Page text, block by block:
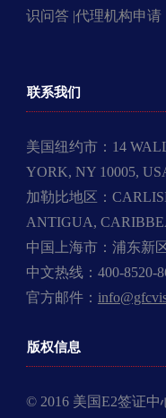
识问答 |代理机构申请
联系我们
美国纽约市：14
YORK, NY 10005,
加勒比地区：
ANTIGUA,
中国上海市：浦东新
中文热线：400-8520-
官方邮件：
版权信息
© 2016 美国E2签证中